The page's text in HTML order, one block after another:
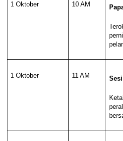
1 Oktober 10 AM
1 Oktober 11 AM